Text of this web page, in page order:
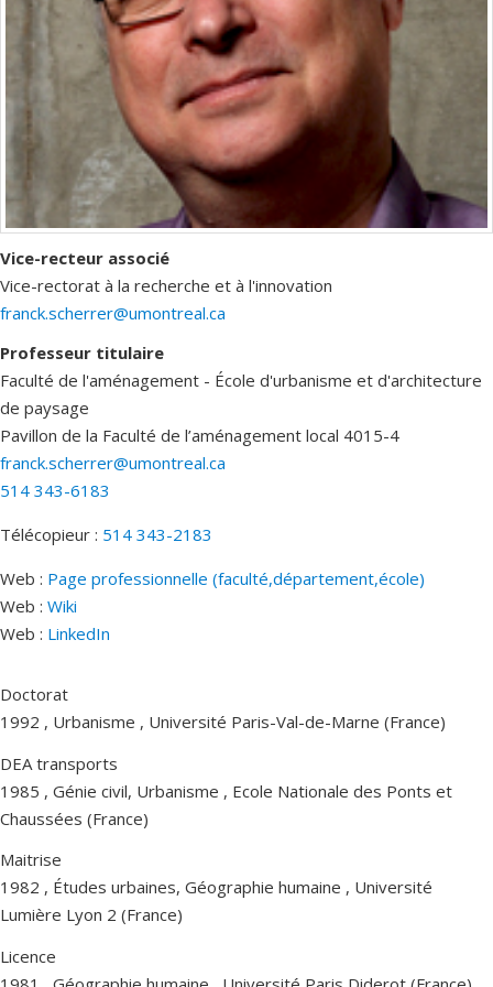
Vice-recteur associé
Vice-rectorat à la recherche et à l'innovation
franck.scherrer@umontreal.ca
Professeur titulaire
Faculté de l'aménagement - École d'urbanisme et d'architecture
de paysage
Pavillon de la Faculté de l’aménagement local 4015-4
franck.scherrer@umontreal.ca
514 343-6183
Télécopieur : 514 343-2183
Web : Page professionnelle (faculté,département,école)
Web : Wiki
Web : LinkedIn
Doctorat
1992 , Urbanisme , Université Paris-Val-de-Marne (France)
DEA transports
1985 , Génie civil, Urbanisme , Ecole Nationale des Ponts et
Chaussées (France)
Maitrise
1982 , Études urbaines, Géographie humaine , Université
Lumière Lyon 2 (France)
Licence